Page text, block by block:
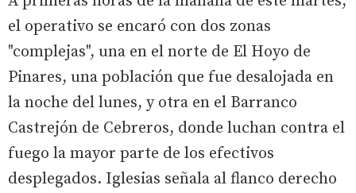
el operativo se encaró con dos zonas
"complejas", una en el norte de El Hoyo de
Pinares, una población que fue desalojada en
la noche del lunes, y otra en el Barranco
Castrejón de Cebreros, donde luchan contra el
fuego la mayor parte de los efectivos
desplegados. Iglesias señala al flanco derecho